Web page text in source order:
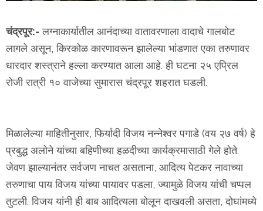
चंद्रपूर:- लग्नाकार्यातील आनंदाच्या वातावरणाला वादाचे गालबोट
लागले असून, किरकोळ कारणावरून झालेल्या भांडणात एका तरुणावर
धारदार शस्त्राने हल्ला करण्यात आला आहे. ही घटना २५ एप्रिल
रोजी रात्री १० वाजेच्या सुमारास चंद्रपूर शहरात घडली.
मिळालेल्या माहितीनुसार, फिर्यादी विजय नन्नेश्वर पगाडे (वय २७ वर्ष) हे
प्रबुद्ध अलोने यांच्या बहिणीच्या हळदीच्या कार्यक्रमासाठी गेले होते.
जेवण झाल्यानंतर सर्वजण नाचत असताना, आदित्य पेटकर नावाच्या
तरुणाचा पाय विजय यांच्या पायावर पडला, ज्यामुळे विजय यांची चप्पल
तुटली. विजय यांनी ही बाब आदित्यला बोलून दाखवली असता, दोघांमध्ये